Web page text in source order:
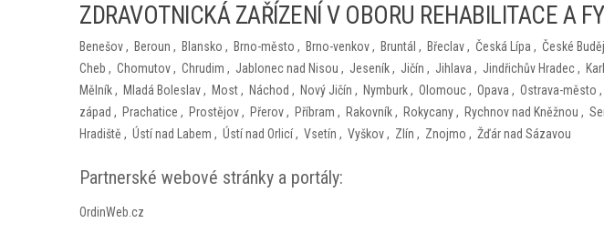
ZDRAVOTNICKÁ ZAŘÍZENÍ V OBORU REHABILITACE A
Benešov, Beroun , Blansko , Brno-město , Brno-venkov, Bruntál , Břeclav, Česká Lípa , České
Cheb , Chomutov, Chrudim , Jablonec nad Nisou , Jeseník, Jičín , Jihlava , Jindřichův Hradec,
Mělník, Mladá Boleslav, Most, Náchod , Nový Jičín , Nymburk, Olomouc, Opava , Ostrava-město ,
západ , Prachatice , Prostějov, Přerov, Příbram , Rakovník, Rokycany, Rychnov nad Kněžnou ,
Hradiště , Ústí nad Labem , Ústí nad Orlicí, Vsetín , Vyškov, Zlín , Znojmo , Žďár nad Sázavou
Partnerské webové stránky a portály:
OrdinWeb.cz